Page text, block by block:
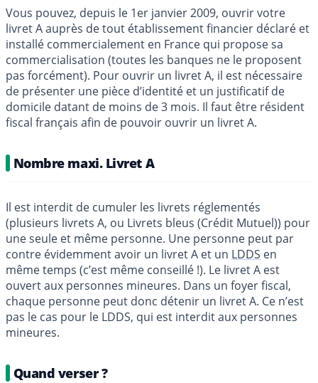
Vous pouvez, depuis le 1er janvier 2009, ouvrir votre
livret A auprès de tout établissement financier déclaré et
installé commercialement en France qui propose sa
commercialisation (toutes les banques ne le proposent
pas forcément). Pour ouvrir un livret A, il est nécessaire
de présenter une pièce d’identité et un justificatif de
domicile datant de moins de 3 mois. Il faut être résident
fiscal français afin de pouvoir ouvrir un livret A.
Nombre maxi. Livret A
Il est interdit de cumuler les livrets réglementés
(plusieurs livrets A, ou Livrets bleus (Crédit Mutuel)) pour
une seule et même personne. Une personne peut par
contre évidemment avoir un livret A et un LDDS en
même temps (c’est même conseillé !). Le livret A est
ouvert aux personnes mineures. Dans un foyer fiscal,
chaque personne peut donc détenir un livret A. Ce n’est
pas le cas pour le LDDS, qui est interdit aux personnes
mineures.
Quand verser ?